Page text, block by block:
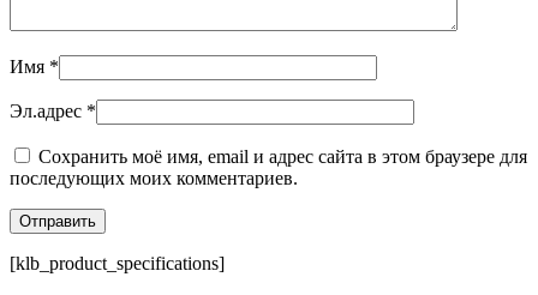
Имя *
Эл.адрес *
Сохранить моё имя, email и адрес сайта в этом браузере для
последующих моих комментариев.
[klb_product_specifications]